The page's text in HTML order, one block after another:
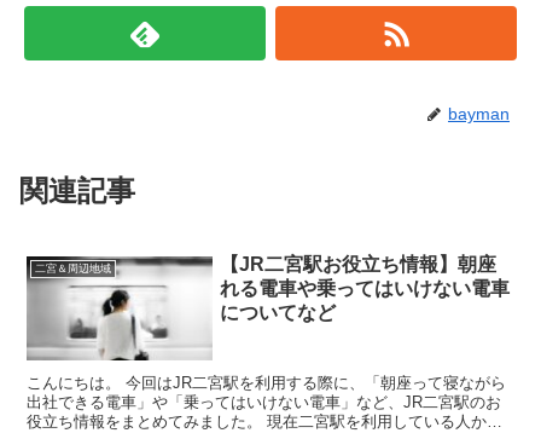
bayman
関連記事
二宮＆周辺地域
【JR二宮駅お役立ち情報】朝座
れる電車や乗ってはいけない電車
についてなど
こんにちは。 今回はJR二宮駅を利用する際に、「朝座って寝ながら
出社できる電車」や「乗ってはいけない電車」など、JR二宮駅のお
役立ち情報をまとめてみました。 現在二宮駅を利用している人か